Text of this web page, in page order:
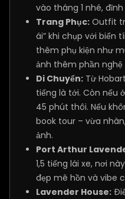
vào tháng 1 nhé,
Trang Phục: Outfit
ái” khi chụp với biển
thêm phụ kiện như
ảnh thêm phần nghệ
Di Chuyển: Từ
tiếng là tới. Còn nếu
45 phút thôi. Nếu
book tour – vừa
ảnh.
Port Arthur
1,5 tiếng lái xe, nơi
đẹp mê hồn và vibe
Lavender House: